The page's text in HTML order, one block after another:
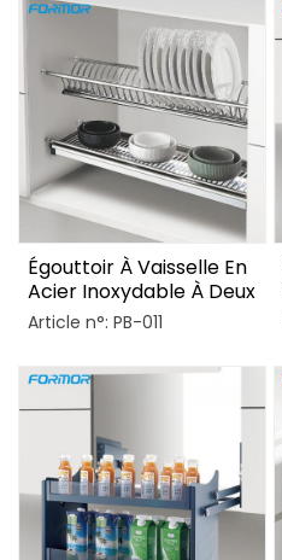
Égouttoir À Vaisselle En
Acier Inoxydable À Deux
Niveaux Pour Meuble
Article n°: PB-011